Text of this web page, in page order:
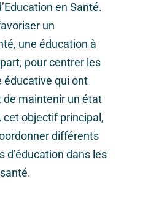
en Santé.
un
une éducation à
pour centrer les
éducative qui ont
maintenir un état
objectif principal,
différents
d’éducation dans les